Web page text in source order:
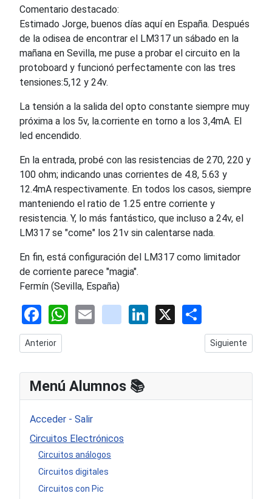
Comentario destacado:
Estimado Jorge, buenos días aquí en España. Después
de la odisea de encontrar el LM317 un sábado en la
mañana en Sevilla, me puse a probar el circuito en la
protoboard y funcionó perfectamente con las tres
tensiones:5,12 y 24v.
La tensión a la salida del opto constante siempre muy
próxima a los 5v, la.corriente en torno a los 3,4mA. El
led encendido.
En la entrada, probé con las resistencias de 270, 220 y
100 ohm; indicando unas corrientes de 4.8, 5.63 y
12.4mA respectivamente. En todos los casos, siempre
manteniendo el ratio de 1.25 entre corriente y
resistencia. Y, lo más fantástico, que incluso a 24v, el
LM317 se "come" los 21v sin calentarse nada.
En fin, está configuración del LM317 como limitador
de corriente parece "magia".
Fermín (Sevilla, España)
Facebook
WhatsApp
Emailyoutube
LinkedIn
X
Artículo anterior: Amplificador Clase D IRS900D: esquema
Anterior Artículo
Siguiente
Menú Alumnos 📚​
Acceder - Salir
Circuitos Electrónicos
Circuitos análogos
Circuitos digitales
Circuitos con Pic